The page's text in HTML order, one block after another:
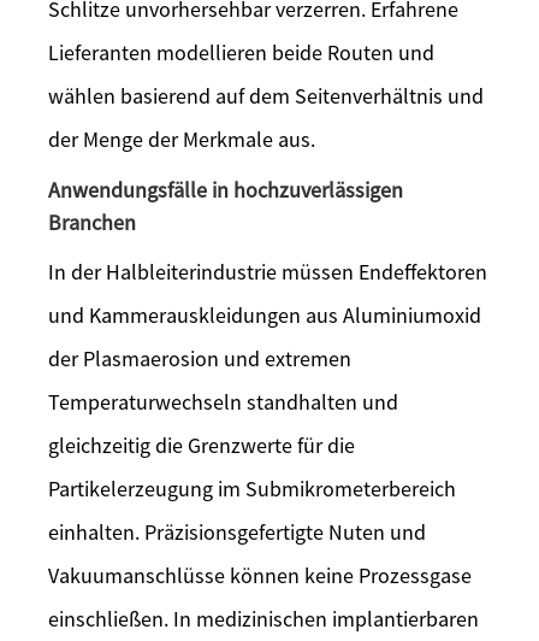
Schlitze unvorhersehbar verzerren. Erfahrene
Lieferanten modellieren beide Routen und
wählen basierend auf dem Seitenverhältnis und
der Menge der Merkmale aus.
Anwendungsfälle in hochzuverlässigen
Branchen
In der Halbleiterindustrie müssen Endeffektoren
und Kammerauskleidungen aus Aluminiumoxid
der Plasmaerosion und extremen
Temperaturwechseln standhalten und
gleichzeitig die Grenzwerte für die
Partikelerzeugung im Submikrometerbereich
einhalten. Präzisionsgefertigte Nuten und
Vakuumanschlüsse können keine Prozessgase
einschließen. In medizinischen implantierbaren